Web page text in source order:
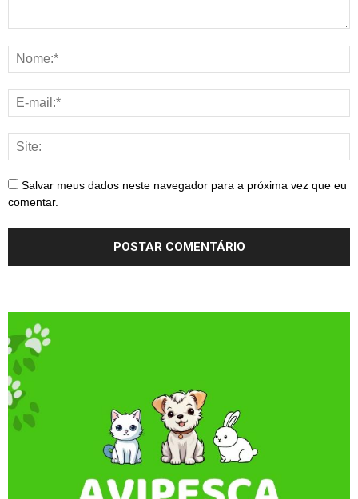
Salvar meus dados neste navegador para a próxima vez que eu
comentar.